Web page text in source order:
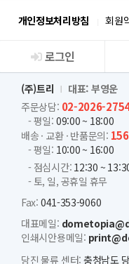
개인정보처리방침 회원
로그인
(주)트리
대표: 부영운
주문상담: 02-2026-
- 평일: 09:00 ~ 18:00
배송 · 교환 · 반품문의:
- 평일: 10:00 ~ 16:00
- 점심시간: 12:30 ~
- 토, 일, 공휴일 휴무
Fax: 041-353-9060
대표메일:
인쇄시안용메일:
당진 물류 센터: 충청남도